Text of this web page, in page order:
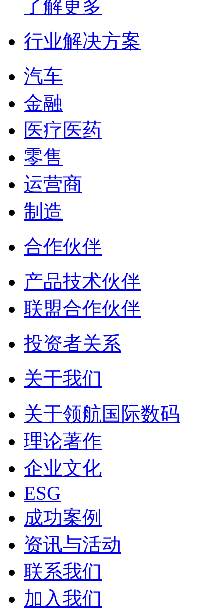
了解更多
行业解决方案
汽车
金融
医疗医药
零售
运营商
制造
合作伙伴
产品技术伙伴
联盟合作伙伴
投资者关系
关于我们
关于领航国际数码
理论著作
企业文化
ESG
成功案例
资讯与活动
联系我们
加入我们